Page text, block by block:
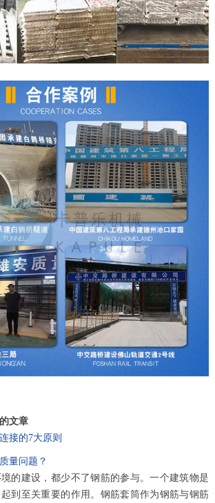
文章
接的7大原则
量问题？
的建设，都少不了钢筋的参与。一个建筑物是
到至关重要的作用。钢筋套筒作为钢筋与钢筋